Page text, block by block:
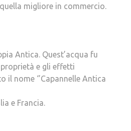
migliore in commercio.
Antica. Quest’acqua fu
e gli effetti
nome ‘’Capannelle Antica
e Francia.